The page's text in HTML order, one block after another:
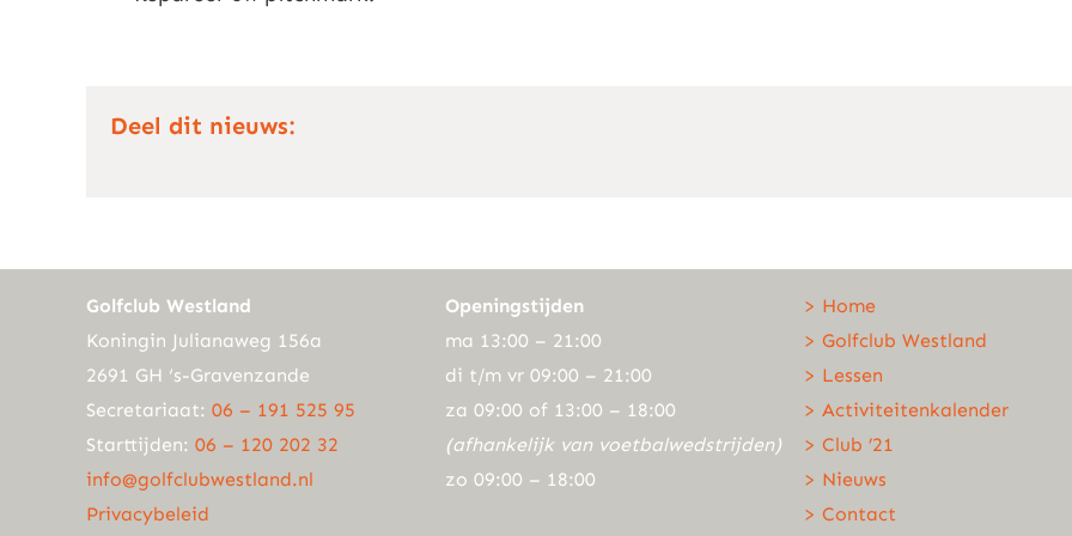
Deel dit nieuws:
Golfclub Westland
Koningin Julianaweg 156a
2691 GH ‘s-Gravenzande
Secretariaat: 06 – 191 525 95
Starttijden: 06 – 120 202 32
info@golfclubwestland.nl
Privacybeleid
Openingstijden
ma 13:00 – 21:00
di t/m vr 09:00 – 21:00
za 09:00 of 13:00 – 18:00
(afhankelijk van voetbalwedstrijden)
zo 09:00 – 18:00
> Home
> Golfclub Westland
> Lessen
> Activiteitenkalender
> Club ’21
> Nieuws
> Contact